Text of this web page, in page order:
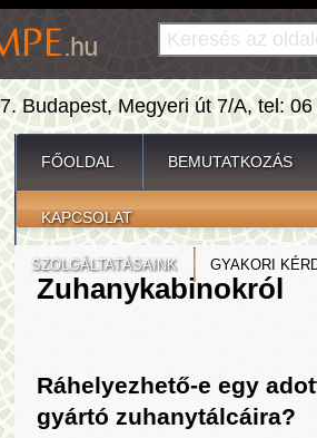
Budapest, Megyeri út 7/A, tel:
FŐOLDAL BEMUTATKOZÁS
KAPCSOLAT
SZOLGÁLTATÁSAINK GYAKORI
Zuhanykabinokról
Ráhelyezhető-e egy
gyártó zuhanytálcáira?